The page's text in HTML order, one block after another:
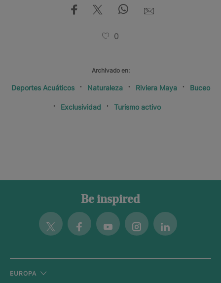
0
Archivado en:
Deportes Acuáticos Naturaleza Riviera Maya Buceo
Exclusividad Turismo activo
Be inspired
Twitter FacebookYoutubeInstagramLinkedin
EUROPA